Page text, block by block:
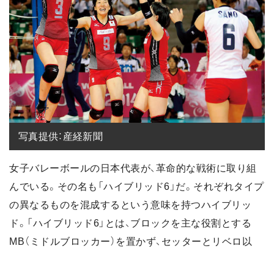
写真提供：産経新聞
女子バレーボールの日本代表が、革命的な戦術に取り組
んでいる。その名も「ハイブリッド6」だ。それぞれタイプ
の異なるものを混成するという意味を持つハイブリッ
ド。「ハイブリッド6」とは、ブロックを主な役割とする
MB（ミドルブロッカー）を置かず、セッターとリベロ以